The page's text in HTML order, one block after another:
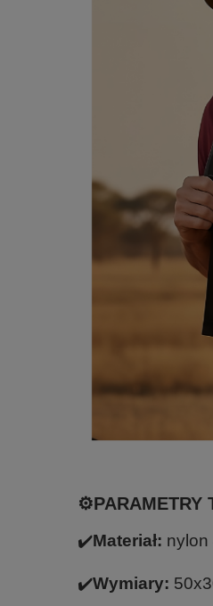
⚙️PARAMETRY
✔️Materiał: nylon
✔️Wymiary: